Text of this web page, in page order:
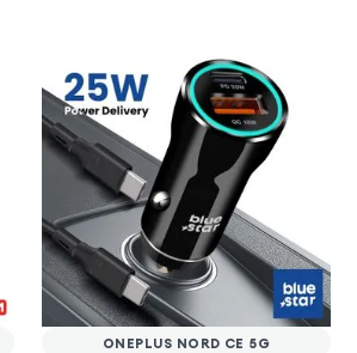
ONEPLUS NORD CE 5G